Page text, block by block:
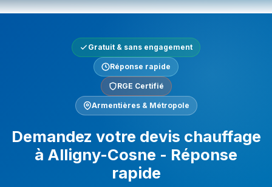
Gratuit & sans engagement
Réponse rapide
RGE Certifié
Armentières & Métropole
Demandez votre devis chauffage
à Alligny-Cosne - Réponse
rapide